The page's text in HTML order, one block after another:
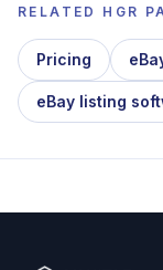
RELATED HGR
Pricing
eBay listing